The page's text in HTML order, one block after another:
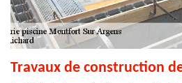
Travaux de construction